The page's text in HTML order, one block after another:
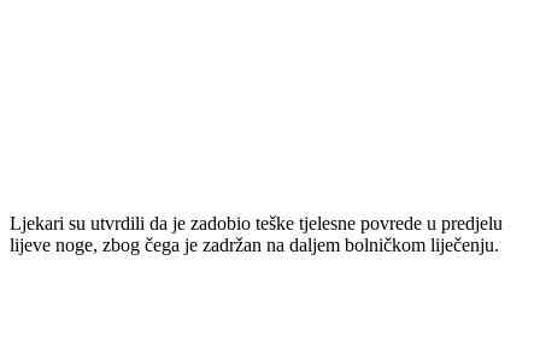
Ljekari su utvrdili da je zadobio teške tjelesne povrede u predjelu
lijeve noge, zbog čega je zadržan na daljem bolničkom liječenju.